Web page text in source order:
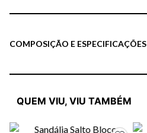
COMPOSIÇÃO E ESPECIFICAÇÕES
QUEM VIU, VIU TAMBÉM